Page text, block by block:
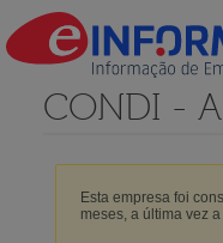
CONDI -
Esta empresa foi
meses, a última vez a